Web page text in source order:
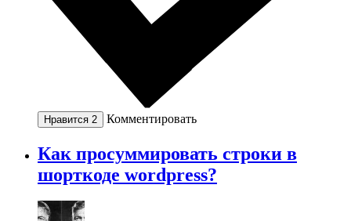
Нравится 2 Комментировать
Как просуммировать строки в
шорткоде wordpress?